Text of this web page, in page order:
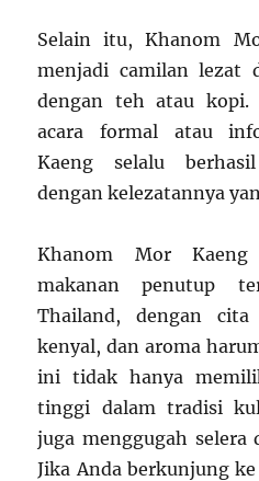
Selain itu, Khanom
menjadi camilan lezat
dengan teh atau kopi.
acara formal atau
Kaeng selalu
dengan kelezatannya
Khanom Mor
makanan penutup
Thailand, dengan
kenyal, dan aroma
ini tidak hanya
tinggi dalam tradisi
juga menggugah selera
Jika Anda berkunjung